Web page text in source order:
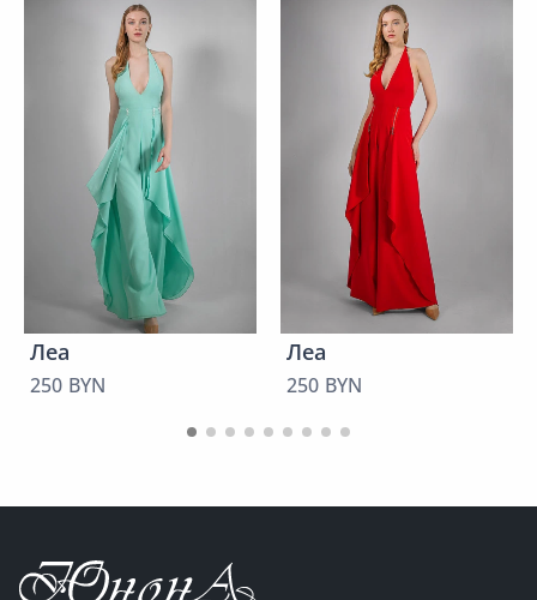
Леа
250 BYN
Леа
250 BYN